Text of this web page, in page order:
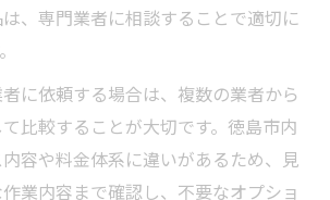
、専門業者に相談することで適切に
に依頼する場合は、複数の業者から
比較することが大切です。徳島市内
容や料金体系に違いがあるため、見
業内容まで確認し、不要なオプショ